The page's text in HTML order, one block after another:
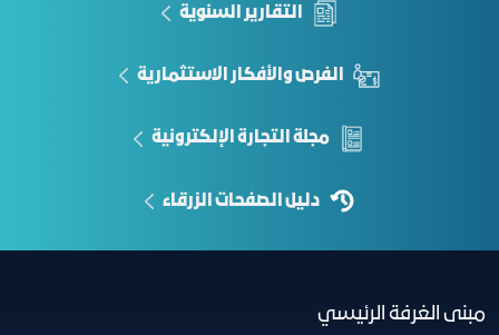
التقارير السنوية
الفرص والأفكار الاستثمارية
مجلة التجارة الإلكترونية
دليل الصفحات الزرقاء
مبنى الغرفة الرئيسي